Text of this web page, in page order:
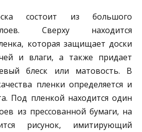
состоит из большого
Сверху находится
которая защищает доски
и влаги, а также придает
блеск или матовость. В
пленки определяется и
Под пленкой находится один
из прессованной бумаги, на
рисунок, имитирующий